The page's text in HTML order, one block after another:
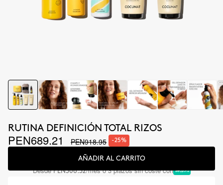
RUTINA DEFINICIÓN TOTAL RIZOS
PEN689.21 PEN918.95 -25%
AÑADIR AL CARRITO
DesdePEN306.32/mes o 3 plazos sin coste con